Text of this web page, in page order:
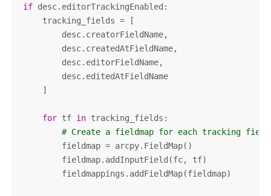
if desc.editorTrackingEnabled:
    tracking_fields = [
        desc.creatorFieldName,
        desc.createdAtFieldName,
        desc.editorFieldName,
        desc.editedAtFieldName
    ]
for tf in tracking_fields:
# Create a fieldmap for each tracking
        fieldmap = arcpy.FieldMap()
        fieldmap.addInputField(fc, tf)
        fieldmappings.addFieldMap(fieldmap)